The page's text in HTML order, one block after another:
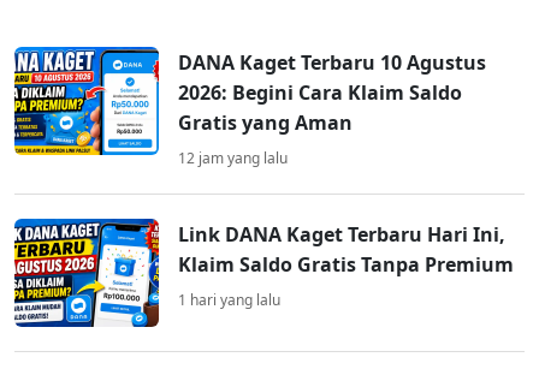
DANA Kaget Terbaru 10 Agustus
2026: Begini Cara Klaim Saldo
Gratis yang Aman
12 jam yang lalu
Link DANA Kaget Terbaru Hari Ini,
Klaim Saldo Gratis Tanpa Premium
1 hari yang lalu